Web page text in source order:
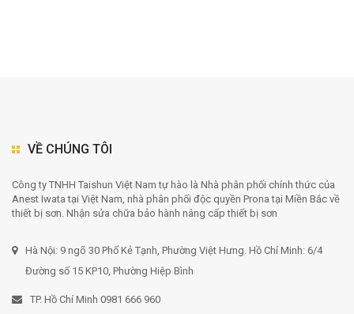
VỀ CHÚNG TÔI
Công ty TNHH Taishun Việt Nam tự hào là Nhà phân phối chính thức của
Anest Iwata tại Việt Nam, nhà phân phối độc quyền Prona tại Miền Bắc về
thiết bị sơn. Nhận sửa chữa bảo hành nâng cấp thiết bị sơn
Hà Nội: 9 ngõ 30 Phố Kẻ Tạnh, Phường Việt Hưng. Hồ Chí Minh: 6/4
Đường số 15 KP10, Phường Hiệp Bình
TP. Hồ Chí Minh 0981 666 960